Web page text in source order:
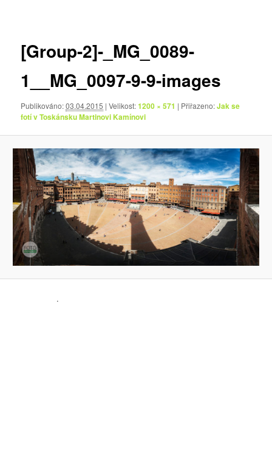
[Group-2]-_MG_0089-
1__MG_0097-9-9-images
Publikováno:03.04.2015 | Velikost:1200 × 571 | Přiřazeno:Jak se
fotí v Toskánsku Martinovi Kamínovi
.